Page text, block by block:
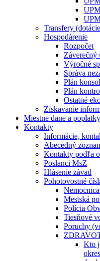
Transfery
Hospodárenie
Rozpočet
Záverečný
Výročné
Správa
Plán
Plán
Ostatné
Získavanie
Miestne dane a poplatky
Kontakty
Informácie,
Abecedný
Kontakty podľa
Poslanci MsZ
Hlásenie závad
Pohotovostné
Mestská
Polícia
Tiesňové
Poruchy
Kto